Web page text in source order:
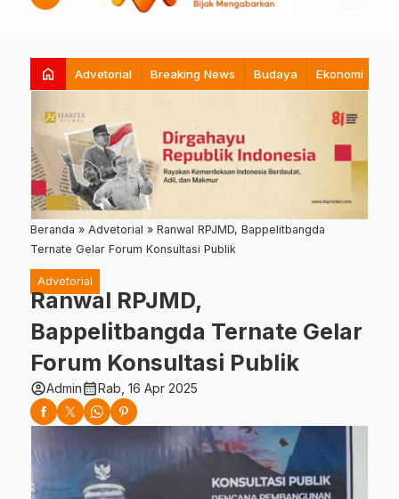
home Advetorial Breaking News Budaya Ekonomi
Beranda » Advetorial » Ranwal RPJMD, Bappelitbangda
Ternate Gelar Forum Konsultasi Publik
Advetorial
Ranwal RPJMD,
Bappelitbangda Ternate Gelar
Forum Konsultasi Publik
account_circleAdmincalendar_monthRab, 16 Apr 2025